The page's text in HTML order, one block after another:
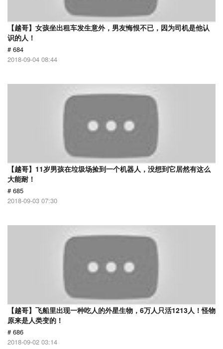
【越哥】女孩坐出租车发生意外，男友悔恨不已，因为司机是他认
识的人！
# 684
2018-09-04 08:44
【越哥】11岁男孩在垃圾场捡到一个机器人，没想到它居然有这么
大能耐！
# 685
2018-09-03 07:30
【越哥】飞船里出现一种吃人的外星生物，6万人只活1213人！怪物
原来是人类变的！
# 686
2018-09-02 03:14